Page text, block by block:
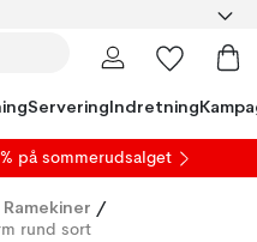
ServeringIndretning
på sommerudsalget
/
rund sort